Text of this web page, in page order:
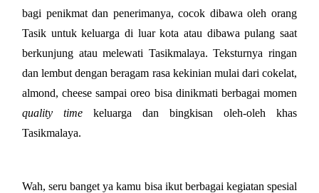
bagi penikmat dan penerimanya, cocok dibawa oleh orang
Tasik untuk keluarga di luar kota atau dibawa pulang saat
berkunjung atau melewati Tasikmalaya. Teksturnya ringan
dan lembut dengan beragam rasa kekinian mulai dari cokelat,
quality time keluarga dan bingkisan oleh-oleh khas
Tasikmalaya.
Wah, seru banget ya kamu bisa ikut berbagai kegiatan spesial